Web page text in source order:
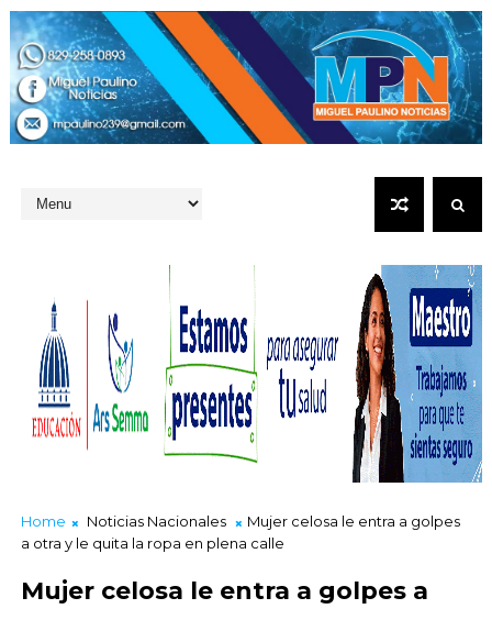
Home Noticias Nacionales
Mujer celosa le entra a golpes
a otra y le quita la ropa en plena calle
Mujer celosa le entra a golpes a